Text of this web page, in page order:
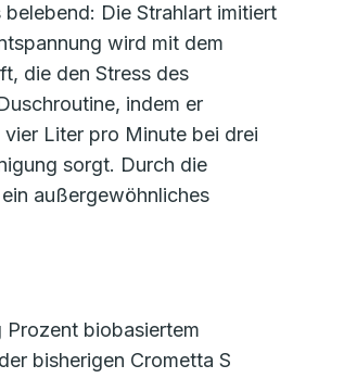
Die Strahlart imitiert
wird mit dem
die den Stress des
indem er
Liter pro Minute bei drei
sorgt. Durch die
außergewöhnliches
biobasiertem
bisherigen Crometta S